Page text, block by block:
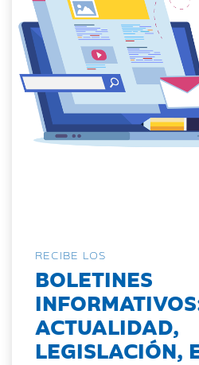
RECIBE LOS
BOLETINES
ACTUALIDAD,
LEGISLACIÓN,